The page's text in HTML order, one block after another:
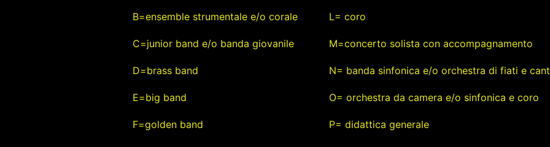
B=ensemble strumentale e/o corale L= coro
C=junior band e/o banda giovanile M=concerto solista con accompagnamento
D=brass band N= banda sinfonica e/o orchestra di fiati e
E=big band O= orchestra da camera e/o sinfonica e coro
F=golden band P= didattica generale